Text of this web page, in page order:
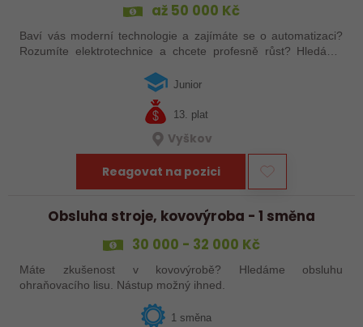
až 50 000 Kč
Baví vás moderní technologie a zajímáte se o automatizaci?
Rozumíte elektrotechnice a chcete profesně růst? Hledáme
Junior
13. plat
Vyškov
Reagovat na pozici
Obsluha stroje, kovovýroba - 1 směna
30 000 - 32 000 Kč
Máte zkušenost v kovovýrobě? Hledáme obsluhu
ohraňovacího lisu. Nástup možný ihned.
1 směna